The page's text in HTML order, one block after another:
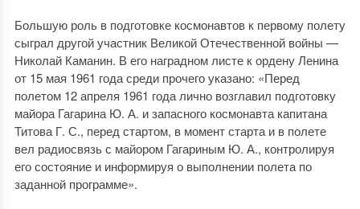
Большую роль в подготовке космонавтов к первому полету
сыграл другой участник Великой Отечественной войны —
Николай Каманин. В его наградном листе к ордену Ленина
от 15 мая 1961 года среди прочего указано: «Перед
полетом 12 апреля 1961 года лично возглавил подготовку
майора Гагарина Ю. А. и запасного космонавта капитана
Титова Г. С., перед стартом, в момент старта и в полете
вел радиосвязь с майором Гагариным Ю. А., контролируя
его состояние и информируя о выполнении полета по
заданной программе».